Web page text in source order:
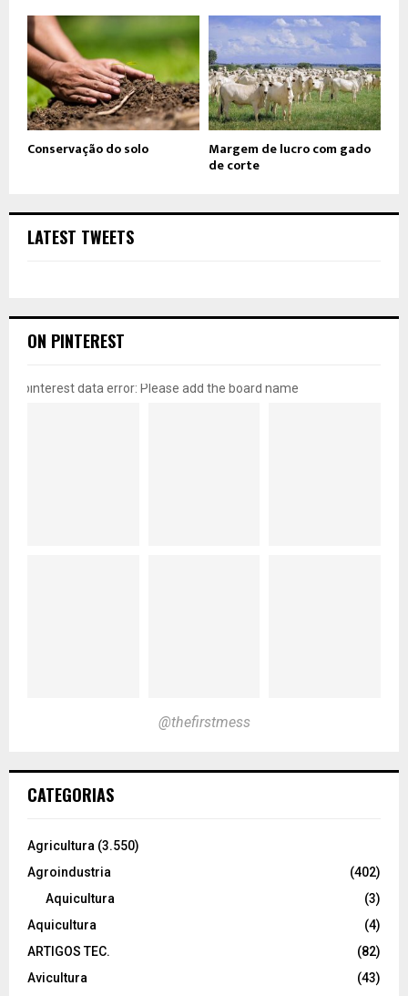
Conservação do solo Margem de lucro com gado
de corte
LATEST TWEETS
ON PINTEREST
pinterest data error: Please add the board name
@thefirstmess
CATEGORIAS
Agricultura (3.550)
Agroindustria
(402)
Aquicultura
(3)
Aquicultura
(4)
ARTIGOS TEC.
(82)
Avicultura
(43)